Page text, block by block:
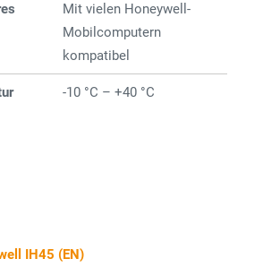
Mit vielen Honeywell-
Mobilcomputern
kompatibel
-10 °C – +40 °C
IH45 (EN)